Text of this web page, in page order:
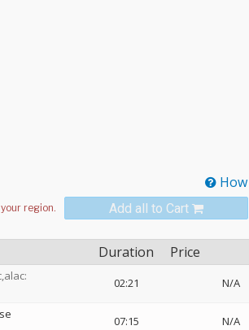
Add all to Cart
Duration Price
02:21 N/A
07:15 N/A